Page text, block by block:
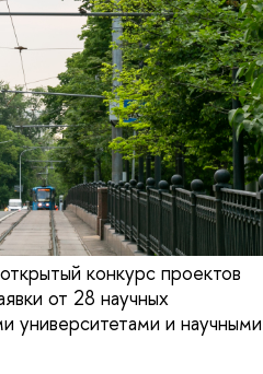
конкурс проектов
от 28 научных
университетами и научными